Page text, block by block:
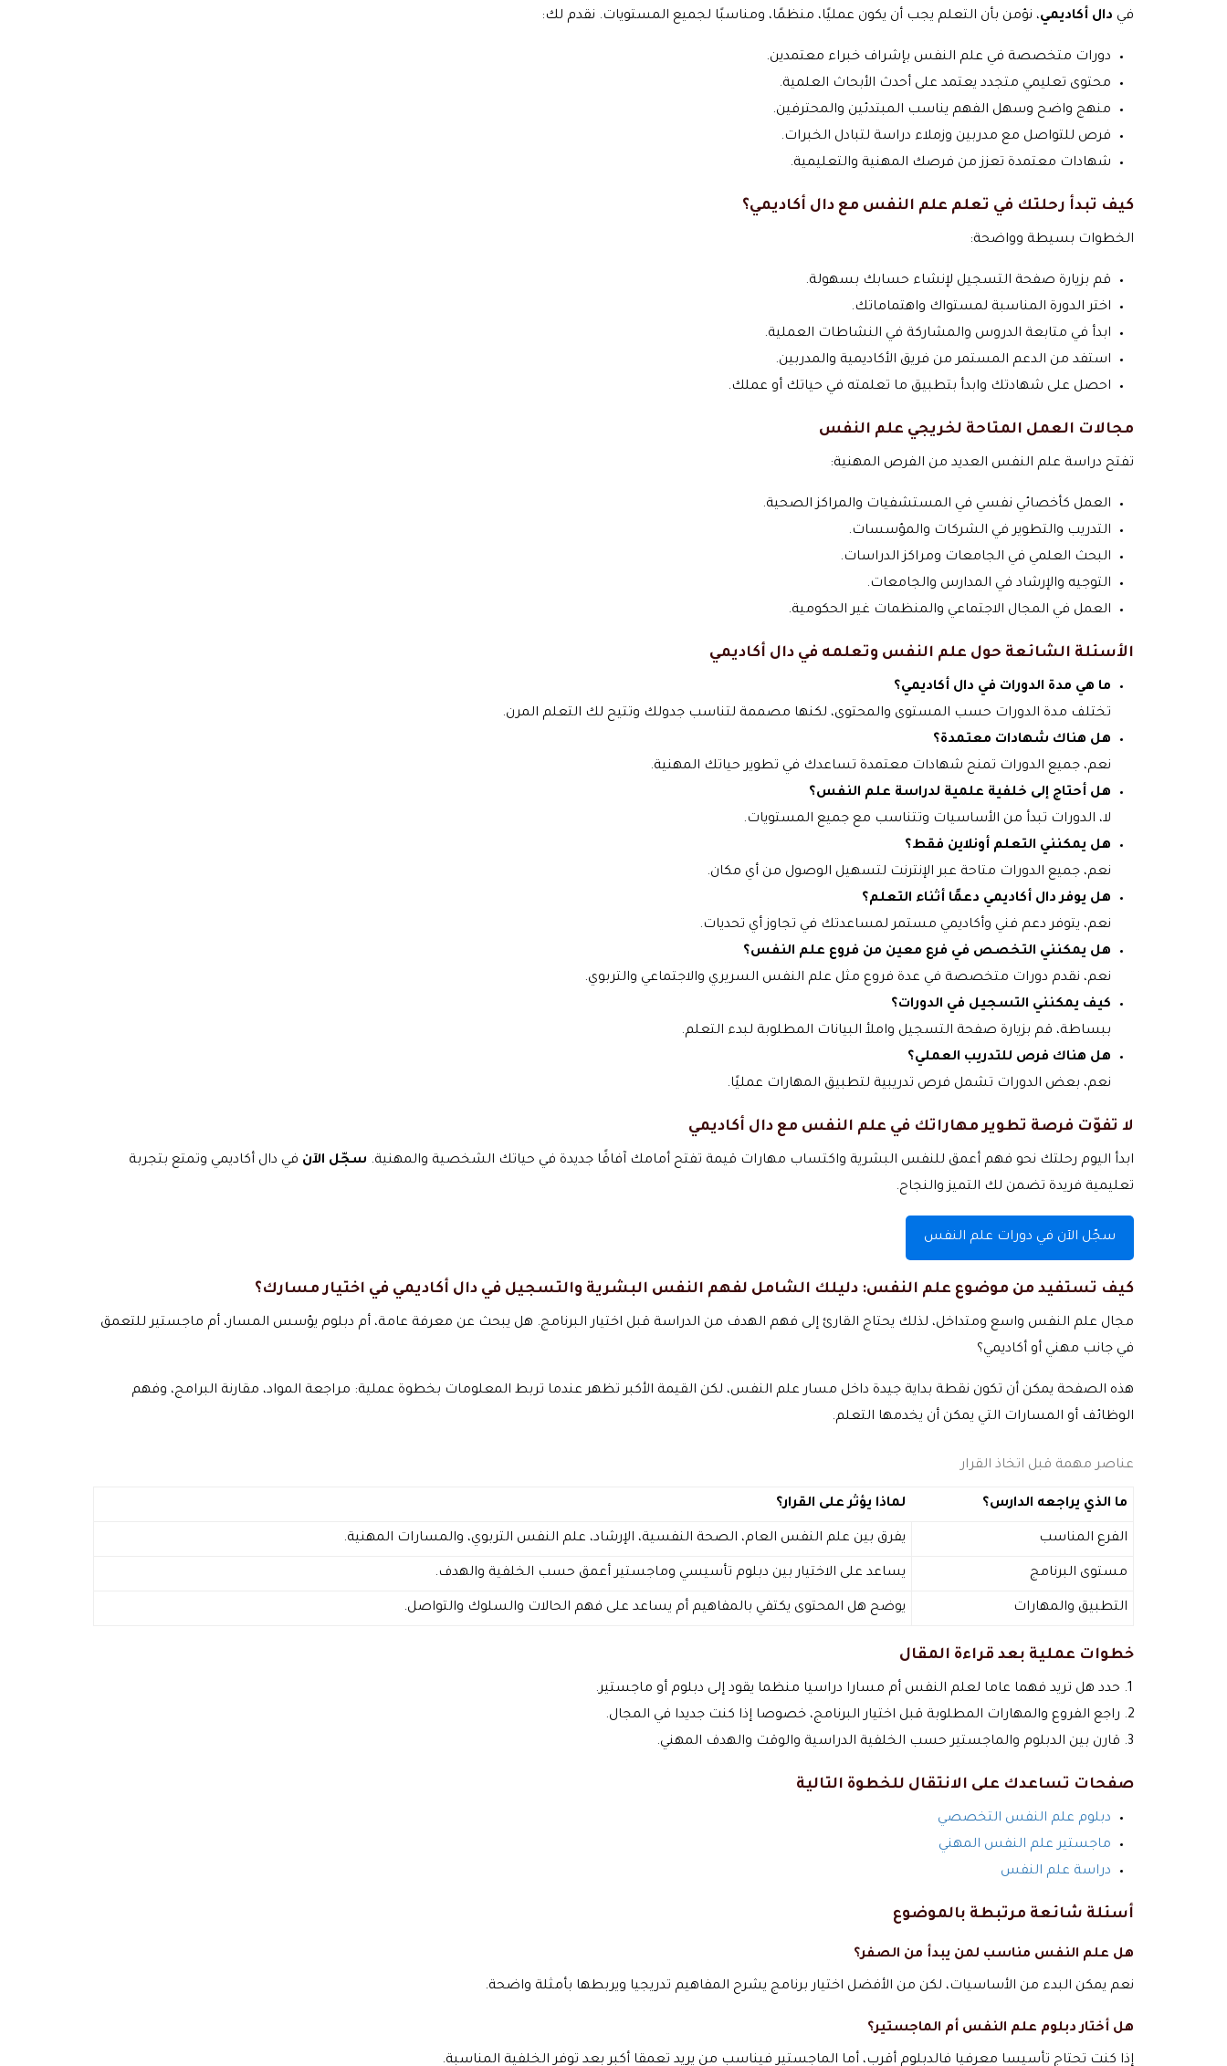
في دال أكاديمي، نؤمن بأن التعلم يجب أن يكون عمليًا، منظمًا، ومناسبًا لجميع المستويات. نقدم لك:
دورات متخصصة في علم النفس بإشراف خبراء معتمدين.
محتوى تعليمي متجدد يعتمد على أحدث الأبحاث العلمية.
منهج واضح وسهل الفهم يناسب المبتدئين والمحترفين.
فرص للتواصل مع مدربين وزملاء دراسة لتبادل الخبرات.
شهادات معتمدة تعزز من فرصك المهنية والتعليمية.
كيف تبدأ رحلتك في تعلم علم النفس مع دال أكاديمي؟
الخطوات بسيطة وواضحة:
قم بزيارة صفحة التسجيل لإنشاء حسابك بسهولة.
اختر الدورة المناسبة لمستواك واهتماماتك.
ابدأ في متابعة الدروس والمشاركة في النشاطات العملية.
استفد من الدعم المستمر من فريق الأكاديمية والمدربين.
احصل على شهادتك وابدأ بتطبيق ما تعلمته في حياتك أو عملك.
مجالات العمل المتاحة لخريجي علم النفس
تفتح دراسة علم النفس العديد من الفرص المهنية:
العمل كأخصائي نفسي في المستشفيات والمراكز الصحية.
التدريب والتطوير في الشركات والمؤسسات.
البحث العلمي في الجامعات ومراكز الدراسات.
التوجيه والإرشاد في المدارس والجامعات.
العمل في المجال الاجتماعي والمنظمات غير الحكومية.
الأسئلة الشائعة حول علم النفس وتعلمه في دال أكاديمي
ما هي مدة الدورات في دال أكاديمي؟
تختلف مدة الدورات حسب المستوى والمحتوى، لكنها مصممة لتناسب جدولك وتتيح لك التعلم المرن.
هل هناك شهادات معتمدة؟
نعم، جميع الدورات تمنح شهادات معتمدة تساعدك في تطوير حياتك المهنية.
هل أحتاج إلى خلفية علمية لدراسة علم النفس؟
لا، الدورات تبدأ من الأساسيات وتتناسب مع جميع المستويات.
هل يمكنني التعلم أونلاين فقط؟
نعم، جميع الدورات متاحة عبر الإنترنت لتسهيل الوصول من أي مكان.
هل يوفر دال أكاديمي دعمًا أثناء التعلم؟
نعم، يتوفر دعم فني وأكاديمي مستمر لمساعدتك في تجاوز أي تحديات.
هل يمكنني التخصص في فرع معين من فروع علم النفس؟
نعم، نقدم دورات متخصصة في عدة فروع مثل علم النفس السريري والاجتماعي والتربوي.
كيف يمكنني التسجيل في الدورات؟
ببساطة، قم بزيارة صفحة التسجيل واملأ البيانات المطلوبة لبدء التعلم.
هل هناك فرص للتدريب العملي؟
نعم، بعض الدورات تشمل فرص تدريبية لتطبيق المهارات عمليًا.
لا تفوّت فرصة تطوير مهاراتك في علم النفس مع دال أكاديمي
ابدأ اليوم رحلتك نحو فهم أعمق للنفس البشرية واكتساب مهارات قيمة تفتح أمامك آفاقًا جديدة في حياتك الشخصية والمهنية. سجّل الآن في دال أكاديمي وتمتع بتجربة
تعليمية فريدة تضمن لك التميز والنجاح.
سجّل الآن في دورات علم النفس
كيف تستفيد من موضوع علم النفس: دليلك الشامل لفهم النفس البشرية والتسجيل في دال أكاديمي في اختيار مسارك؟
مجال علم النفس واسع ومتداخل، لذلك يحتاج القارئ إلى فهم الهدف من الدراسة قبل اختيار البرنامج. هل يبحث عن معرفة عامة، أم دبلوم يؤسس المسار، أم ماجستير للتعمق
في جانب مهني أو أكاديمي؟
هذه الصفحة يمكن أن تكون نقطة بداية جيدة داخل مسار علم النفس، لكن القيمة الأكبر تظهر عندما تربط المعلومات بخطوة عملية: مراجعة المواد، مقارنة البرامج، وفهم
الوظائف أو المسارات التي يمكن أن يخدمها التعلم.
عناصر مهمة قبل اتخاذ القرار
ما الذي يراجعه الدارس؟ لماذا يؤثر على القرار؟
الفرع المناسب يفرق بين علم النفس العام، الصحة النفسية، الإرشاد، علم النفس التربوي، والمسارات المهنية.
مستوى البرنامج يساعد على الاختيار بين دبلوم تأسيسي وماجستير أعمق حسب الخلفية والهدف.
التطبيق والمهارات يوضح هل المحتوى يكتفي بالمفاهيم أم يساعد على فهم الحالات والسلوك والتواصل.
خطوات عملية بعد قراءة المقال
حدد هل تريد فهما عاما لعلم النفس أم مسارا دراسيا منظما يقود إلى دبلوم أو ماجستير.
راجع الفروع والمهارات المطلوبة قبل اختيار البرنامج، خصوصا إذا كنت جديدا في المجال.
قارن بين الدبلوم والماجستير حسب الخلفية الدراسية والوقت والهدف المهني.
صفحات تساعدك على الانتقال للخطوة التالية
دبلوم علم النفس التخصصي
ماجستير علم النفس المهني
دراسة علم النفس
أسئلة شائعة مرتبطة بالموضوع
هل علم النفس مناسب لمن يبدأ من الصفر؟
نعم يمكن البدء من الأساسيات، لكن من الأفضل اختيار برنامج يشرح المفاهيم تدريجيا ويربطها بأمثلة واضحة.
هل أختار دبلوم علم النفس أم الماجستير؟
إذا كنت تحتاج تأسيسا معرفيا فالدبلوم أقرب، أما الماجستير فيناسب من يريد تعمقا أكبر بعد توفر الخلفية المناسبة.